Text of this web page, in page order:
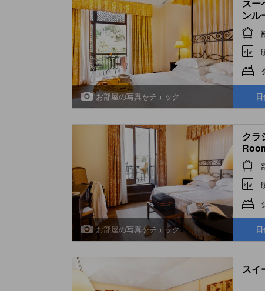
お部屋の写真をチェック
スー
ン
Twin
お部屋の写真をチェック
クラ
スイ